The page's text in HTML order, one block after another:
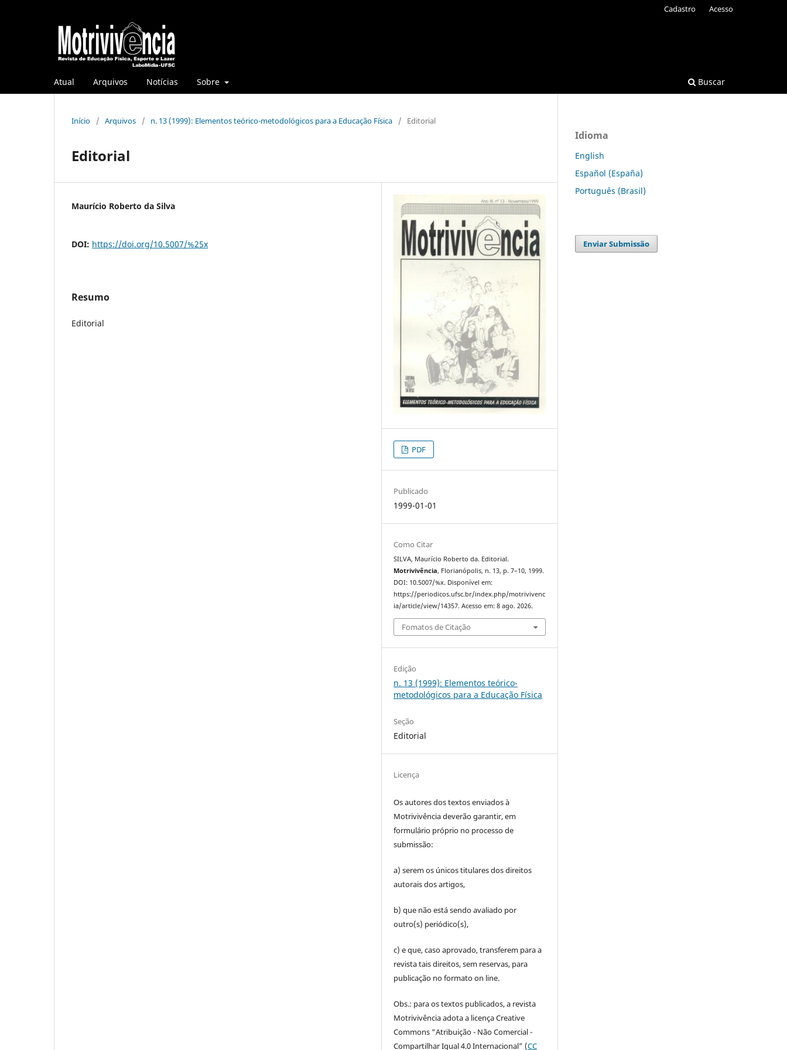
Atual Arquivos Notícias Sobre Buscar
Cadastro Acesso
Início / Arquivos / n. 13 (1999): Elementos teórico-metodológicos para a Educação Física / Editorial
Editorial
Maurício Roberto da Silva
DOI: https://doi.org/10.5007/%25x
Resumo
Editorial
PDF
Publicado
1999-01-01
Como Citar
SILVA, Maurício Roberto da. Editorial.
Motrivivência, Florianópolis, n. 13, p. 7–10, 1999.
DOI: 10.5007/%x. Disponível em:
https://periodicos.ufsc.br/index.php/motrivivenc
ia/article/view/14357. Acesso em: 8 ago. 2026.
Fomatos de Citação
Edição
n. 13 (1999): Elementos teórico-
metodológicos para a Educação Física
Seção
Editorial
Licença
Os autores dos textos enviados à
Motrivivência deverão garantir, em
formulário próprio no processo de
submissão:
a) serem os únicos titulares dos direitos
autorais dos artigos,
b) que não está sendo avaliado por
outro(s) periódico(s),
c) e que, caso aprovado, transferem para a
revista tais direitos, sem reservas, para
publicação no formato on line.
Obs.: para os textos publicados, a revista
Motrivivência adota a licença Creative
Commons “Atribuição - Não Comercial -
Compartilhar Igual 4.0 Internacional” (CC
Idioma
English
Español (España)
Português (Brasil)
Enviar Submissão